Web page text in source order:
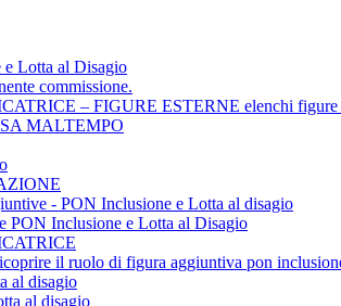
e Lotta al Disagio
commissione.
– FIGURE ESTERNE elenchi figure
MALTEMPO
- PON Inclusione e Lotta al disagio
PON Inclusione e Lotta al Disagio
il ruolo di figura aggiuntiva pon
al disagio
al disagio